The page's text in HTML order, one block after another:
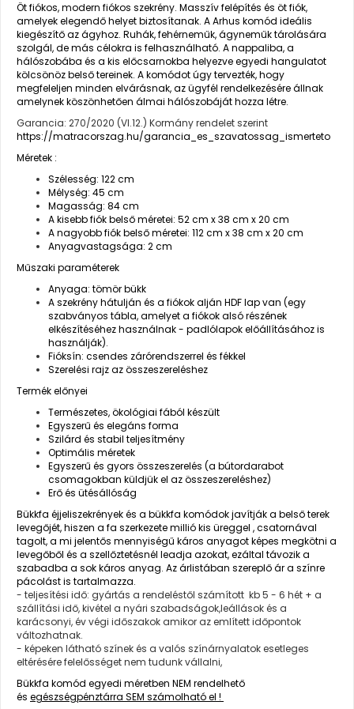
Öt fiókos, modern fiókos szekrény. Masszív felépítés és öt fiók,
amelyek elegendő helyet biztosítanak. A Arhus komód ideális
kiegészítő az ágyhoz. Ruhák, fehérneműk, ágyneműk tárolására
szolgál, de más célokra is felhasználható. A nappaliba, a
hálószobába és a kis előcsarnokba helyezve egyedi hangulatot
kölcsönöz belső tereinek. A komódot úgy tervezték, hogy
megfeleljen minden elvárásnak, az ügyfél rendelkezésére állnak
amelynek köszönhetően álmai hálószobáját hozza létre.
Garancia: 270/2020 (VI.12.) Kormány rendelet szerint
https://matracorszag.hu/garancia_es_szavatossag_ismerteto
Méretek :
Szélesség: 122 cm
Mélység: 45 cm
Magasság: 84 cm
A kisebb fiók belső méretei: 52 cm x 38 cm x 20 cm
A nagyobb fiók belső méretei: 112 cm x 38 cm x 20 cm
Anyagvastagsága: 2 cm
Műszaki paraméterek
Anyaga: tömör bükk
A szekrény hátulján és a fiókok alján HDF lap van (egy
szabványos tábla, amelyet a fiókok alsó részének
elkészítéséhez használnak - padlólapok előállításához is
használják).
Fióksín: csendes zárórendszerrel és fékkel
Szerelési rajz az összeszereléshez
Termék előnyei
Természetes, ökológiai fából készült
Egyszerű és elegáns forma
Szilárd és stabil teljesítmény
Optimális méretek
Egyszerű és gyors összeszerelés (a bútordarabot
csomagokban küldjük el az összeszereléshez)
Erő és ütésállóság
Bükkfa éjjeliszekrényekés a bükkfa komódok javítják a belső terek
levegőjét, hiszen a fa szerkezete millió kis üreggel , csatornával
tagolt, a mi jelentős mennyiségű káros anyagot képes megkötni a
levegőből és a szellőztetésnél leadja azokat, ezáltal távozik a
szabadba a sok káros anyag. Az árlistában szereplő ár a színre
pácolást is tartalmazza.
- teljesítési idő: gyártás a rendeléstől számított kb 5 - 6 hét + a
szállítási idő, kivétel a nyári szabadságok,leállások és a
karácsonyi, év végi időszakok amikor az említett időpontok
változhatnak.
- képeken látható színek és a valós színárnyalatok esetleges
eltérésére felelősséget nem tudunk vállalni,
Bükkfa komód egyedi méretben NEM rendelhető
és egészségpénztárra SEM számolható el !